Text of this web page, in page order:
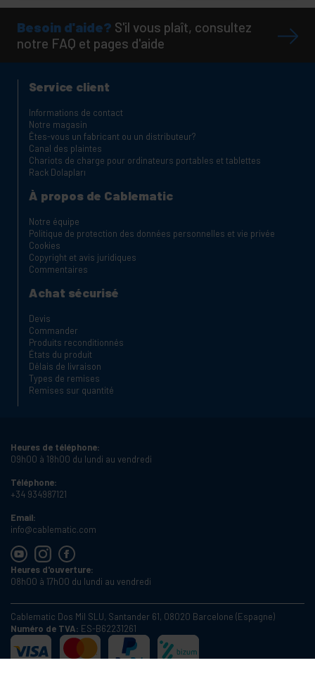
Besoin d'aide? S'il vous plaît, consultez
notre FAQ et pages d'aide
Service client
Informations de contact
Notre magasin
Êtes-vous un fabricant ou un distributeur?
Canal des plaintes
Chariots de charge pour ordinateurs portables et tablettes
Rack Dolapları
À propos de Cablematic
Notre équipe
Politique de protection des données personnelles et vie privée
Cookies
Copyright et avis juridiques
Commentaires
Achat sécurisé
Devis
Commander
Produits reconditionnés
États du produit
Délais de livraison
Types de remises
Remises sur quantité
Heures de téléphone:
09h00 à 18h00 du lundi au vendredi
Téléphone:
+34 934987121
Email:
info@cablematic.com
Heures d'ouverture:
08h00 à 17h00 du lundi au vendredi
Cablematic Dos Mil SLU, Santander 61, 08020 Barcelone (Espagne)
Numéro de TVA: ES-B62231261